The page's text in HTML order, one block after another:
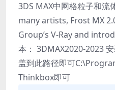
3DS MAX中网格粒子和
many artists, Frost MX
Group’s V-Ray and
本： 3DMAX2020-2023
盖到此路径即可
Thinkbox即可